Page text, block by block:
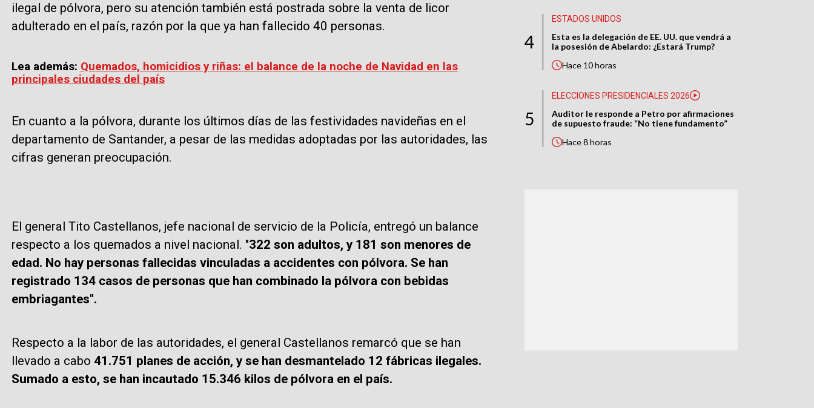
ilegal de pólvora, pero su atención también está postrada sobre la venta de licor
adulterado en el país, razón por la que ya han fallecido 40 personas.
Lea además: Quemados, homicidios y riñas: el balance de la noche de Navidad en las
principales ciudades del país
En cuanto a la pólvora, durante los últimos días de las festividades navideñas en el
departamento de Santander, a pesar de las medidas adoptadas por las autoridades, las
cifras generan preocupación.
El general Tito Castellanos, jefe nacional de servicio de la Policía, entregó un balance
respecto a los quemados a nivel nacional. "322 son adultos, y 181 son menores de
edad. No hay personas fallecidas vinculadas a accidentes con pólvora. Se han
registrado 134 casos de personas que han combinado la pólvora con bebidas
embriagantes".
Respecto a la labor de las autoridades, el general Castellanos remarcó que se han
llevado a cabo 41.751 planes de acción, y se han desmantelado 12 fábricas ilegales.
Sumado a esto, se han incautado 15.346 kilos de pólvora en el país.
4
ESTADOS UNIDOS
Esta es la delegación de EE. UU. que vendrá a
la posesión de Abelardo: ¿Estará Trump?
Hace 10 horas
5
ELECCIONES PRESIDENCIALES 2026
Auditor le responde a Petro por afirmaciones
de supuesto fraude: “No tiene fundamento”
Hace8 horas